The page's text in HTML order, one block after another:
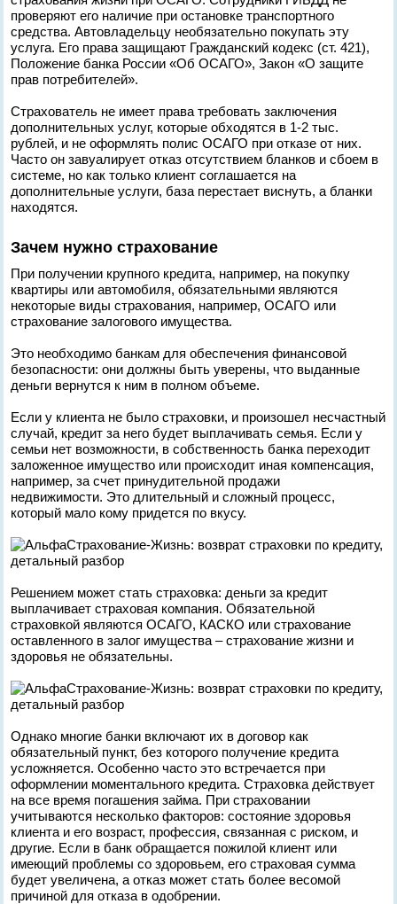
проверяют его наличие при остановке транспортного
средства. Автовладельцу необязательно покупать эту
услуга. Его права защищают Гражданский кодекс (ст. 421),
Положение банка России «Об ОСАГО», Закон «О защите
прав потребителей».
Страхователь не имеет права требовать заключения
дополнительных услуг, которые обходятся в 1-2 тыс.
рублей, и не оформлять полис ОСАГО при отказе от них.
Часто он завуалирует отказ отсутствием бланков и сбоем в
системе, но как только клиент соглашается на
дополнительные услуги, база перестает виснуть, а бланки
находятся.
Зачем нужно страхование
При получении крупного кредита, например, на покупку
квартиры или автомобиля, обязательными являются
некоторые виды страхования, например, ОСАГО или
страхование залогового имущества.
Это необходимо банкам для обеспечения финансовой
безопасности: они должны быть уверены, что выданные
деньги вернутся к ним в полном объеме.
Если у клиента не было страховки, и произошел несчастный
случай, кредит за него будет выплачивать семья. Если у
семьи нет возможности, в собственность банка переходит
заложенное имущество или происходит иная компенсация,
например, за счет принудительной продажи
недвижимости. Это длительный и сложный процесс,
который мало кому придется по вкусу.
Решением может стать страховка: деньги за кредит
выплачивает страховая компания. Обязательной
страховкой являются ОСАГО, КАСКО или страхование
оставленного в залог имущества – страхование жизни и
здоровья не обязательны.
Однако многие банки включают их в договор как
обязательный пункт, без которого получение кредита
усложняется. Особенно часто это встречается при
оформлении моментального кредита. Страховка действует
на все время погашения займа. При страховании
учитываются несколько факторов: состояние здоровья
клиента и его возраст, профессия, связанная с риском, и
другие. Если в банк обращается пожилой клиент или
имеющий проблемы со здоровьем, его страховая сумма
будет увеличена, а отказ может стать более весомой
причиной для отказа в одобрении.